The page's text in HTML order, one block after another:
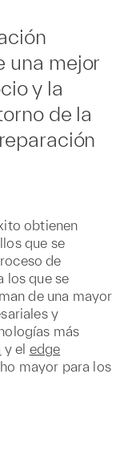
una mejor
y la
de la
obtienen
que se
de
los que se
de una mayor
y
más
y el edge
mayor para los